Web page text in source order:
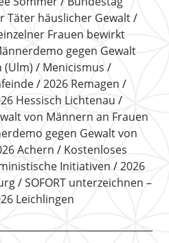
Täter häuslicher Gewalt
Frauen bewirkt
gegen Gewalt
(Ulm)
Menicismus
2026 Remagen
Hessisch Lichtenau
von Männern an Frauen
gegen Gewalt von
Achern
Kostenloses
Initiativen
2026
SOFORT unterzeichnen –
Leichlingen